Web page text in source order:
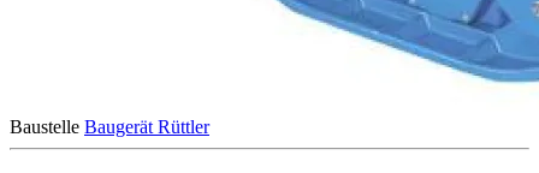
Baustelle Baugerät Rüttler